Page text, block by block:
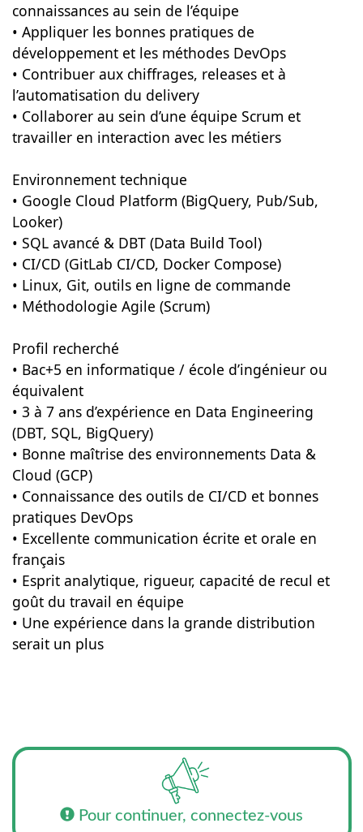
connaissances au sein de l’équipe
• Appliquer les bonnes pratiques de
développement et les méthodes DevOps
• Contribuer aux chiffrages, releases et à
l’automatisation du delivery
• Collaborer au sein d’une équipe Scrum et
travailler en interaction avec les métiers
Environnement technique
• Google Cloud Platform (BigQuery, Pub/Sub,
Looker)
• SQL avancé & DBT (Data Build Tool)
• CI/CD (GitLab CI/CD, Docker Compose)
• Linux, Git, outils en ligne de commande
• Méthodologie Agile (Scrum)
Profil recherché
• Bac+5 en informatique / école d’ingénieur ou
équivalent
• 3 à 7 ans d’expérience en Data Engineering
(DBT, SQL, BigQuery)
• Bonne maîtrise des environnements Data &
Cloud (GCP)
• Connaissance des outils de CI/CD et bonnes
pratiques DevOps
• Excellente communication écrite et orale en
français
• Esprit analytique, rigueur, capacité de recul et
goût du travail en équipe
• Une expérience dans la grande distribution
serait un plus
Pour continuer, connectez-vous